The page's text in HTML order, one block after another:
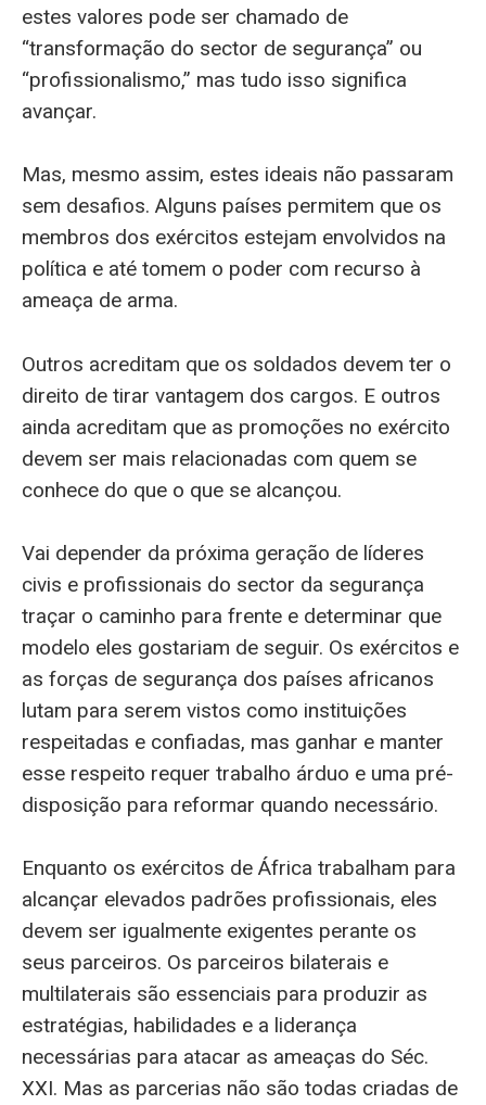
estes valores pode ser chamado de
“transformação do sector de segurança” ou
“profissionalismo,” mas tudo isso significa
avançar.
Mas, mesmo assim, estes ideais não passaram
sem desafios. Alguns países permitem que os
membros dos exércitos estejam envolvidos na
política e até tomem o poder com recurso à
ameaça de arma.
Outros acreditam que os soldados devem ter o
direito de tirar vantagem dos cargos. E outros
ainda acreditam que as promoções no exército
devem ser mais relacionadas com quem se
conhece do que o que se alcançou.
Vai depender da próxima geração de líderes
civis e profissionais do sector da segurança
traçar o caminho para frente e determinar que
modelo eles gostariam de seguir. Os exércitos e
as forças de segurança dos países africanos
lutam para serem vistos como instituições
respeitadas e confiadas, mas ganhar e manter
esse respeito requer trabalho árduo e uma pré-
disposição para reformar quando necessário.
Enquanto os exércitos de África trabalham para
alcançar elevados padrões profissionais, eles
devem ser igualmente exigentes perante os
seus parceiros. Os parceiros bilaterais e
multilaterais são essenciais para produzir as
estratégias, habilidades e a liderança
necessárias para atacar as ameaças do Séc.
XXI. Mas as parcerias não são todas criadas de